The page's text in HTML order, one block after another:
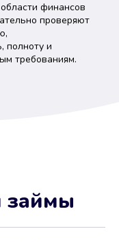
финансов
проверяют
полноту и
требованиям.
займы